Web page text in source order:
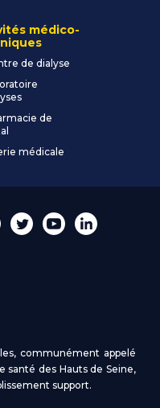
médico-
de dialyse
de
médicale
communément appelé
santé des Hauts de Seine,
support.